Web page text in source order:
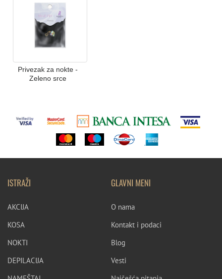
Privezak za nokte -
Zeleno srce
ISTRAŽI
AKCIJA
KOSA
NOKTI
DEPILACIJA
GLAVNI MENI
O nama
Kontakt i podaci
Blog
Vesti